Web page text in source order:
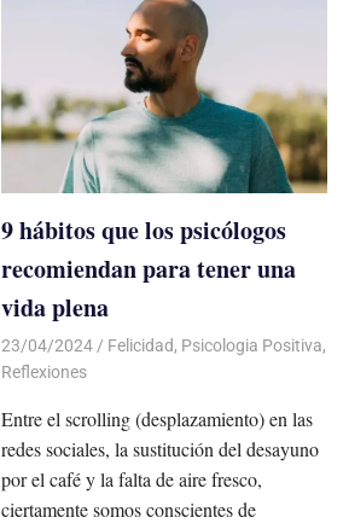
9 hábitos que los psicólogos
recomiendan para tener una
vida plena
23/04/2024 De todo un Poco
Felicidad, Psicologia Positiva,
Reflexiones
Entre el scrolling (desplazamiento) en las
redes sociales, la sustitución del desayuno
por el café y la falta de aire fresco,
ciertamente somos conscientes de